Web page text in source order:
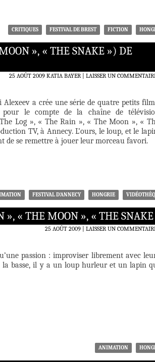
CRITIQUES FESTIVAL DE BREST FICTION
», « THE SNAKE ») DE
25 AOÛT 2009 KATIA BAYER LAISSER UN
Alexeev a crée une série de quatre petits
pour le compte de la chaîne de
Log », « The Rain », « The Moon », «
TV, à Annecy. L’ours, le loup, et le
de se remettre à jouer leur morceau favori.
FESTIVAL D'ANNECY HONGRIE
», « THE MOON », « THE
25 AOÛT 2009 LAISSER UN
passion : improviser librement avec
la basse, il y a un loup hurleur et un lapin
ANIMATION